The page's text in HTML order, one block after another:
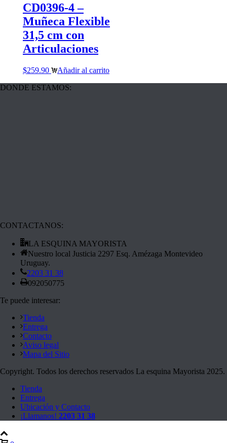
CD0396-4 –
Muñeca Flexible
31,5 cm con
Articulaciones
$259.90
Añadir al carrito
DONDE ESTAMOS:
CONTACTANOS:
LA ESQUINA MAYORISTA
Nuestro local Justicia 2297 Esq. Amézaga Montevideo
Uruguay.
2203 31 38
092050775
Te puede interesar:
Tienda
Entrega
Contacto
Aviso legal
Mapa del Sitio
Copyright. Todos los derechos reservados La esquina Mayorista 2025.
Tienda
Entrega
Ubicación y Contacto
¡Llamanos! 2203 31 38